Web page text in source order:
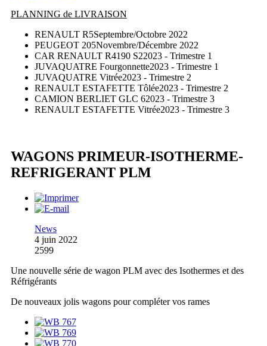
PLANNING de LIVRAISON
RENAULT R5Septembre/Octobre 2022
PEUGEOT 205Novembre/Décembre 2022
CAR RENAULT R4190 S22023 - Trimestre 1
JUVAQUATRE Fourgonnette2023 - Trimestre 1
JUVAQUATRE Vitrée2023 - Trimestre 2
RENAULT ESTAFETTE Tôlée2023 - Trimestre 2
CAMION BERLIET GLC 62023 - Trimestre 3
RENAULT ESTAFETTE Vitrée2023 - Trimestre 3
WAGONS PRIMEUR-ISOTHERME-
REFRIGERANT PLM
News
4 juin 2022
2599
Une nouvelle série de wagon PLM avec des Isothermes et des
Réfrigérants
De nouveaux jolis wagons pour compléter vos rames